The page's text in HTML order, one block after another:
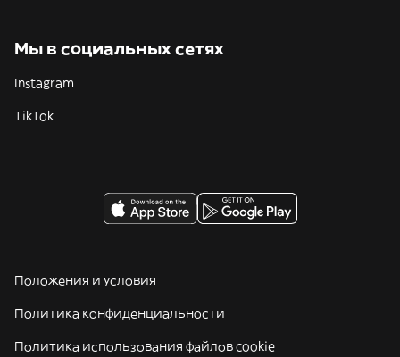
Мы в социальных сетях
Instagram
TikTok
Положения и условия
Политика конфиденциальности
Политика использования файлов cookie